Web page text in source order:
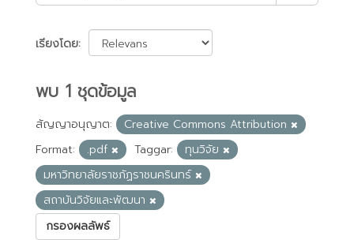
เรียงโดย
พบ 1 ชุดข้อมูล
สัญญาอนุญาต:
Creative Commons Attribution
Format:
.pdf Taggar:
ทุนวิจัย
มหาวิทยาลัยราชภัฏราชนครินทร์
สถาบันวิจัยและพัฒนา
กรองผลลัพธ์